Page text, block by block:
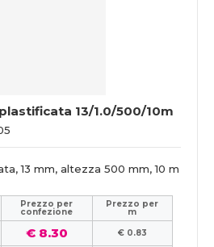
13/1.0/500/10m
13 mm, altezza 500 mm, 10 m
Prezzo per
confezione
Prezzo per
m
€ 8.30 € 0.83